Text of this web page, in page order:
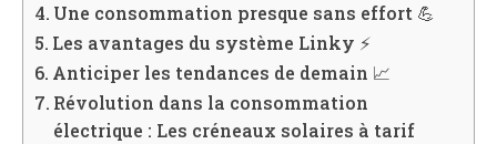
Une consommation presque sans effort 💪
Les avantages du système Linky ⚡️
Anticiper les tendances de demain 📈
Révolution dans la consommation
électrique : Les créneaux solaires à tarif